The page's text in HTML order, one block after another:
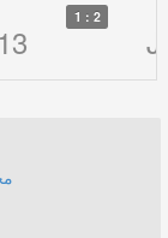
1 : 2